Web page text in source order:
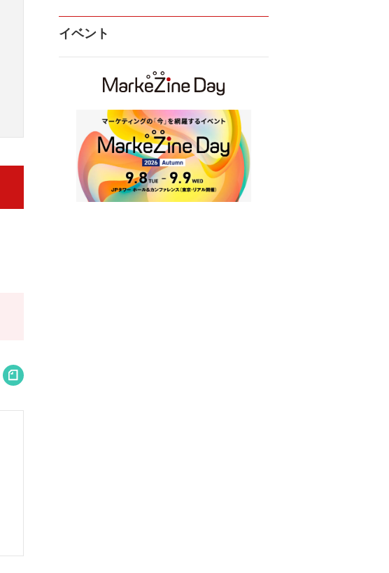
イベント